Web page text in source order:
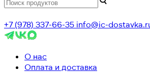
+7 (978) 337-66-35 info@ic-
О нас
Оплата и доставка